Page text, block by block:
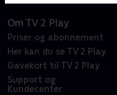
Om TV 2 Play
Priser og abonnement
Her kan du se TV 2 Play
Gavekort til TV 2 Play
Support og
Kundecenter